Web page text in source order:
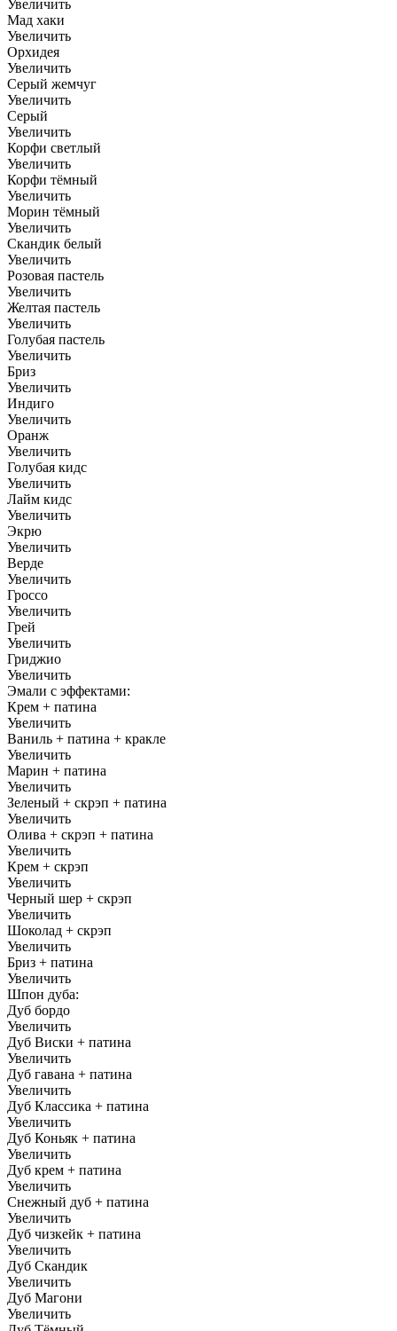
Увеличить
Мад хаки
Увеличить
Орхидея
Увеличить
Серый жемчуг
Увеличить
Серый
Увеличить
Корфи светлый
Увеличить
Корфи тёмный
Увеличить
Морин тёмный
Увеличить
Скандик белый
Увеличить
Розовая пастель
Увеличить
Желтая пастель
Увеличить
Голубая пастель
Увеличить
Бриз
Увеличить
Индиго
Увеличить
Оранж
Увеличить
Голубая кидс
Увеличить
Лайм кидс
Увеличить
Экрю
Увеличить
Верде
Увеличить
Гроссо
Увеличить
Грей
Увеличить
Гриджио
Увеличить
Эмали с эффектами:
Крем + патина
Увеличить
Ваниль + патина + кракле
Увеличить
Марин + патина
Увеличить
Зеленый + скрэп + патина
Увеличить
Олива + скрэп + патина
Увеличить
Крем + скрэп
Увеличить
Черный шер + скрэп
Увеличить
Шоколад + скрэп
Увеличить
Бриз + патина
Увеличить
Шпон дуба:
Дуб бордо
Увеличить
Дуб Виски + патина
Увеличить
Дуб гавана + патина
Увеличить
Дуб Классика + патина
Увеличить
Дуб Коньяк + патина
Увеличить
Дуб крем + патина
Увеличить
Снежный дуб + патина
Увеличить
Дуб чизкейк + патина
Увеличить
Дуб Скандик
Увеличить
Дуб Магони
Увеличить